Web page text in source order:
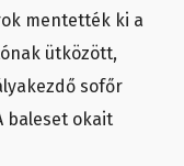
mentették ki a
ütközött,
sofőr
baleset okait